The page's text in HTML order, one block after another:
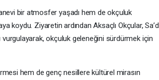
bir atmosfer yaşadı hem de okçuluk
koydu. Ziyaretin ardından Aksaçlı Okçular, Sa’d
okçuluk geleneğini sürdürmek için
hem de genç nesillere kültürel mirasın